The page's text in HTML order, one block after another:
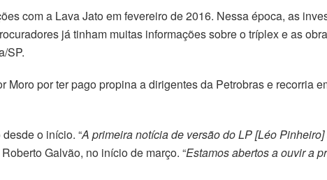
com a Lava Jato em fevereiro de 2016. Nessa época, as
já tinham muitas informações sobre o tríplex e as
SP.
por ter pago propina a dirigentes da Petrobras e recorria
o início. “A primeira notícia de versão do LP [Léo
Galvão, no início de março. “Estamos abertos a ouvir a